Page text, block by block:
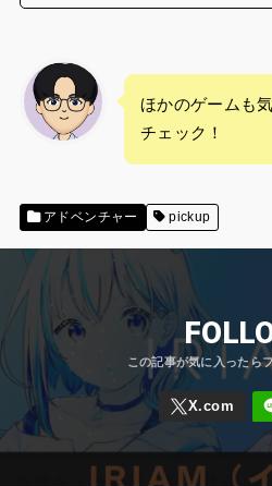
ほかのゲームも
チェック！
アドベンチャー pickup